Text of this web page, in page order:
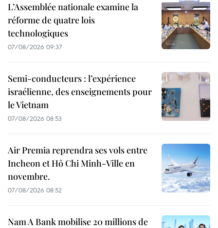
L’Assemblée nationale examine la
réforme de quatre lois
technologiques
07/08/2026 09:37
Semi-conducteurs : l’expérience
israélienne, des enseignements pour
le Vietnam
07/08/2026 08:53
Air Premia reprendra ses vols entre
Incheon et Hô Chi Minh-Ville en
novembre.
07/08/2026 08:52
Nam A Bank mobilise 20 millions de